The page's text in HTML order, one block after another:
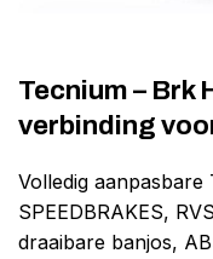
Tecnium – Brk
verbinding
Volledig
SPEEDBRAKES,
draaibare banjos,